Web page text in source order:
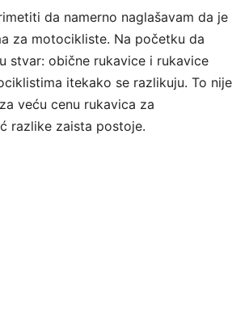
da namerno naglašavam da je
za motocikliste. Na početku da
stvar: obične rukavice i rukavice
itekako se razlikuju. To nije
veću cenu rukavica za
razlike zaista postoje.